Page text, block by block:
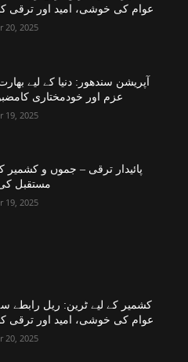
عوام کی خوشی، امید اور ترقی کا
20, 2025
آپریشن سندھور: دنیا کے لیے
عزم اور خودمختاری
19, 2025
پائیدار ترقی – جموں و
مستقبل
19, 2025
کشمیر کے لیے ٹرین: ریل رابطے
عوام کی خوشی، امید اور ترقی کا
20, 2025